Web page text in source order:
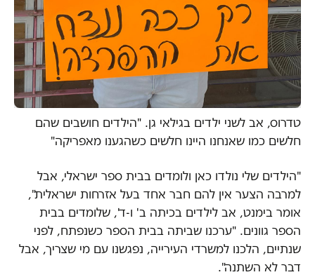
טדרוס, אב לשני ילדים בגילאי גן. "הילדים חושבים שהם
חלשים כמו שאנחנו היינו חלשים כשהגענו מאפריקה"
"הילדים שלי נולדו כאן ולומדים בבית ספר ישראלי, אבל
למרבה הצער אין להם חבר אחד בעל אזרחות ישראלית",
אומר בימנט, אב לילדים בכיתה ב' ו-ד', שלומדים בבית
הספר גוונים. "ערכנו שביתה בבית הספר כשנפתח, לפני
שנתיים, הלכנו למשרדי העירייה, נפגשנו עם מי שצריך, אבל
דבר לא השתנה".